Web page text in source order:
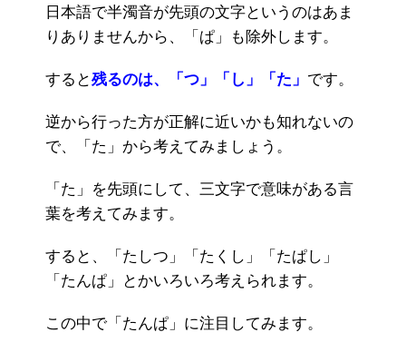
日本語で半濁音が先頭の文字というのはあま
りありませんから、「ぱ」も除外します。
すると残るのは、「つ」「し」「た」 です。
逆から行った方が正解に近いかも知れないの
で、「た」から考えてみましょう。
「た」を先頭にして、三文字で意味がある言
葉を考えてみます。
すると、「たしつ」「たくし」「たぱし」
「たんぱ」とかいろいろ考えられます。
この中で「たんぱ」に注目してみます。